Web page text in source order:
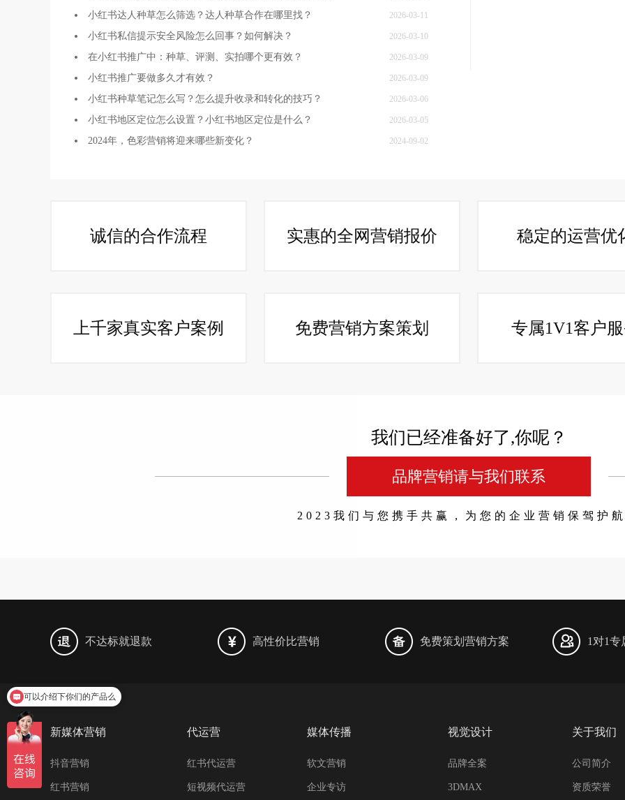
小红书达人种草怎么筛选？达人种草合作在哪里找？ 2026-03-11
小红书私信提示安全风险怎么回事？如何解决？ 2026-03-10
在小红书推广中：种草、评测、实拍哪个更有效？ 2026-03-09
小红书推广要做多久才有效？ 2026-03-09
小红书种草笔记怎么写？怎么提升收录和转化的技巧？ 2026-03-06
小红书地区定位怎么设置？小红书地区定位是什么？ 2026-03-05
2024年，色彩营销将迎来哪些新变化？ 2024-09-02
诚信的合作流程 实惠的全网营销报价 稳定的运营优
上千家真实客户案例 免费营销方案策划 专属1V1客户
我们已经准备好了,你呢？
品牌营销请与我们联系
2023我们与您携手共赢，为您的企业营销保驾护
不达标就退款 高性价比营销 免费策划营销方案 1对1专
新媒体营销
抖音营销
红书营销
代运营
红书代运营
短视频代运营
媒体传播
软文营销
企业专访
视觉设计
品牌全案
3DMAX
关于我们
公司简介
资质荣誉
可以介绍下你们的产品么